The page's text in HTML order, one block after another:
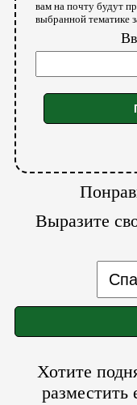
вам на почту будут
выбранной тематике
Выразите
Хотите
разместить